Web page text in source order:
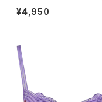
（ブラック）BRA BLACK 2249
¥4,950